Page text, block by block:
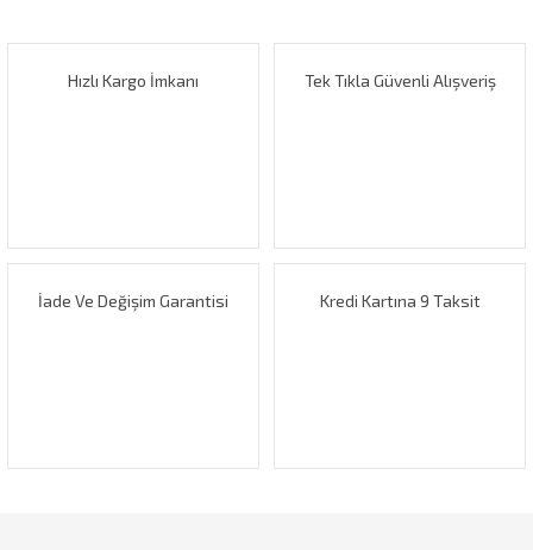
Hızlı Kargo İmkanı Tek Tıkla Güvenli Alışveriş
İade Ve Değişim Garantisi Kredi Kartına 9 Taksit